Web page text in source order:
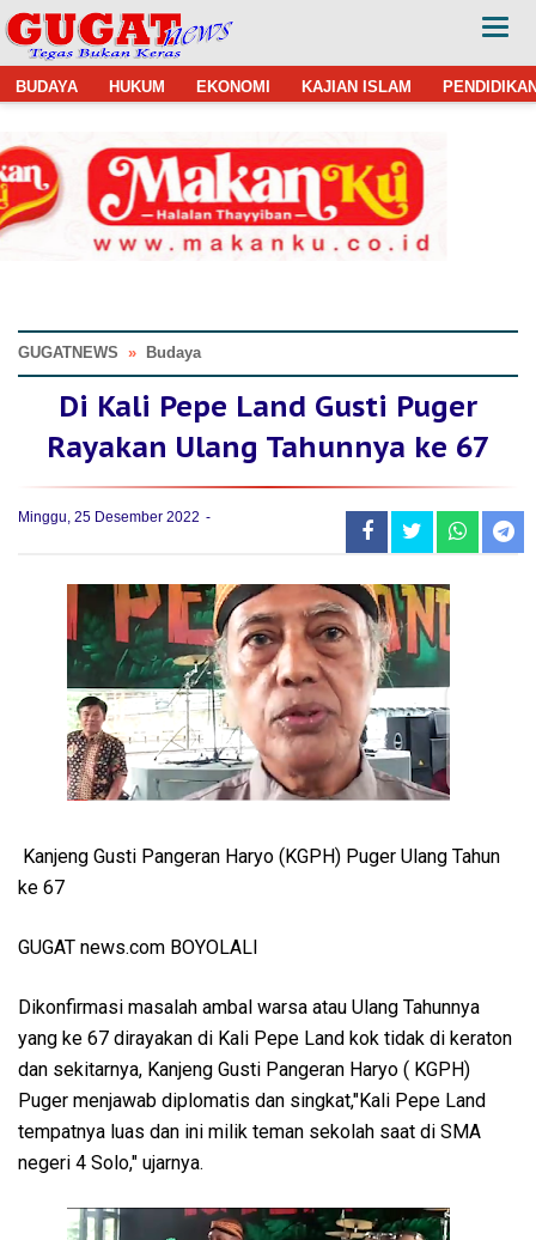
BUDAYA HUKUM EKONOMI KAJIAN ISLAM
GUGATNEWS » Budaya
Di Kali Pepe Land Gusti Puger
Rayakan Ulang Tahunnya ke 67
Minggu, 25 Desember 2022
Kanjeng Gusti Pangeran Haryo (KGPH) Puger Ulang Tahun
ke 67
GUGAT news.com BOYOLALI
Dikonfirmasi masalah ambal warsa atau Ulang Tahunnya
yang ke 67 dirayakan di Kali Pepe Land kok tidak di keraton
dan sekitarnya, Kanjeng Gusti Pangeran Haryo ( KGPH)
Puger menjawab diplomatis dan singkat,"Kali Pepe Land
tempatnya luas dan ini milik teman sekolah saat di SMA
negeri 4 Solo," ujarnya.